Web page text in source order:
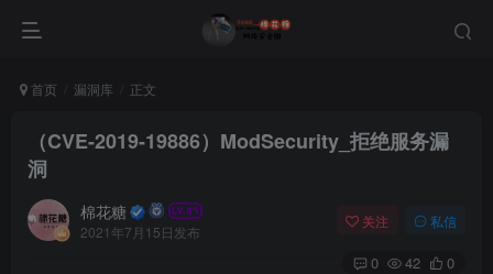
首页 漏洞库 正文
（CVE-2019-19886）ModSecurity_拒绝服务漏
洞
棉花糖
2021年7月15日发布
关注 私信
0 42 0